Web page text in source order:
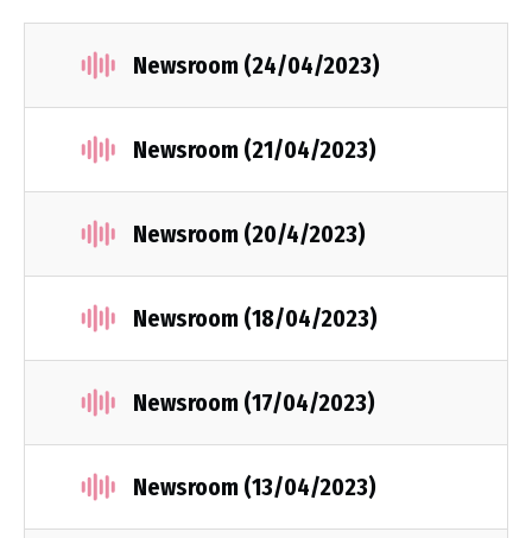
Newsroom (24/04/2023)
Newsroom (21/04/2023)
Newsroom (20/4/2023)
Newsroom (18/04/2023)
Newsroom (17/04/2023)
Newsroom (13/04/2023)